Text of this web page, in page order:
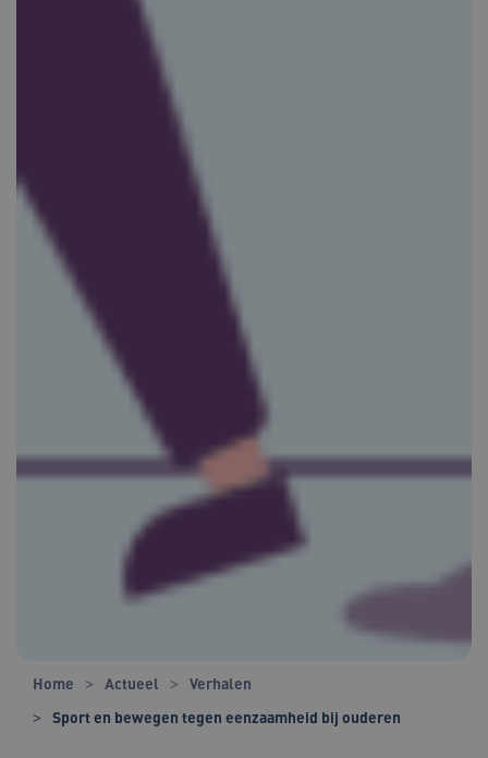
Home Actueel
Verhalen
Sport en bewegen tegen eenzaamheid bij ouderen